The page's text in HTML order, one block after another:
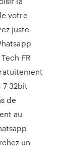
votre
juste
FR
7 32bit
de
au
un